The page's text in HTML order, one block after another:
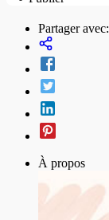
Partager avec:
À propos